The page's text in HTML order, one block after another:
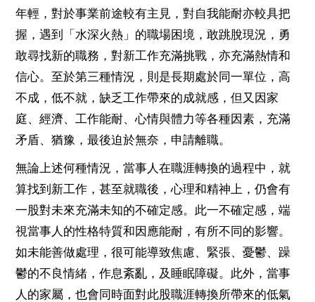
年輕，對於事業前途較有主見，對自我能耐亦較具把
握，遇到「水深火熱」的職場困境，敢跳脫現況，勇
敢尋找新的職務，對新工作充滿挑戰，亦充滿熱情和
信心。至於第三種情況，則是長期處於同一單位，高
不成，低不就，缺乏工作帶來的成就感，但又因家
庭、經濟、工作能耐、心情與體力等各種因素，充滿
矛盾、猶豫，最後迫於無奈，申請離職。
無論上述何種情況，當事人在職涯轉換的過程中，就
算找到新工作，甚至就職後，心理和精神上，仍會有
一股對未來充滿未知的不確定感。此一不確定感，端
視當事人的性格特質和因應能耐，有所不同的影響。
如未能善做處理，很可能導致焦慮、緊張、憂鬱、躁
鬱的不良情緒，作息紊亂，及睡眠障礙。此外，當事
人的家屬，也會同時面對此股職涯轉換所帶來的低氣